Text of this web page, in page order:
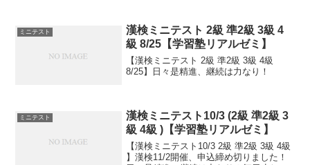
が中心で、漫画は少ししか載っ...
ミニテスト
漢検ミニテスト 2級 準2級 3級 4
級 8/25【学習塾リアルゼミ】
【漢検ミニテスト 2級 準2級 3級 4級
8/25】日々是精進、継続は力なり！
ミニテスト
漢検ミニテスト10/3 (2級 準2級 3
級 4級 )【学習塾リアルゼミ】
【漢検ミニテスト10/3 2級 準2級 3級 4級
】漢検11/2開催、申込締め切りました！